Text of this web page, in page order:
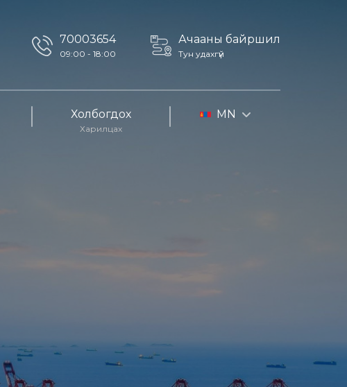
70003654
09:00 - 18:00
Ачааны байршил
Тун удахгүй
Холбогдох
Харилцах
MN